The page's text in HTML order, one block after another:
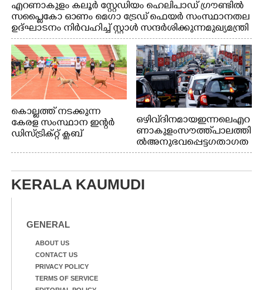
എറണാകുളം കലൂർ സ്റ്റേഡിയം ഹെലിപാഡ് ഗ്രൗണ്ടിൽ
സപ്ളൈകോ ഓണം മെഗാ ട്രേഡ് ഫെയർ സംസ്ഥാനതല
ഉദ്ഘാടനം നിർവഹിച്ച് സ്റ്റാൾ സന്ദർശിക്കുന്ന മുഖ്യമന്ത്രി
വി.ഡി. സതീശൻ. മന്ത്രി അനൂപ് ജേക്കബ് സമീപം
കൊല്ലത്ത് നടക്കുന്ന
കേരള സംസ്ഥാന ഇന്റർ
ഡിസ്ട്രിക്റ്റ് ക്ലബ്
20 ആൺകുട്ടികളുടെ 200
മീറ്റർ ഓട്ടം ഫൈനൽ
മത്സരത്തിനിടെ സിന്തറ്റിക്
ഒഴിവ് ദിനമായ ഇന്നലെ എറ
ണാകുളം സൗത്ത് പാലത്തി
ൽ അനുഭവപ്പെട്ട ഗതാഗത
ക്കുരുക്ക്
KERALA KAUMUDI
GENERAL
ABOUT US
CONTACT US
PRIVACY POLICY
TERMS OF SERVICE